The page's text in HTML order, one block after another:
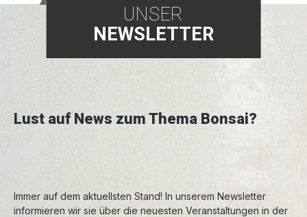
UNSER
NEWSLETTER
Lust auf News zum Thema Bonsai?
Immer auf dem aktuellsten Stand! In unserem Newsletter
informieren wir sie über die neuesten Veranstaltungen in der